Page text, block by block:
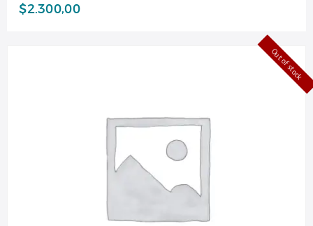
$2.300,00
Out of stock